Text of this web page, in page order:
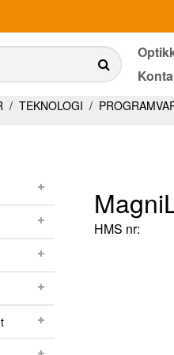
våre produkter
/ TEKNOLOGI /
HMS nr: